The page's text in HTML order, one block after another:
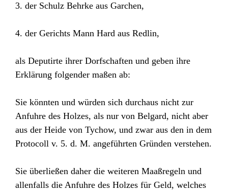
3. der Schulz Behrke aus Garchen,
4. der Gerichts Mann Hard aus Redlin,
als Deputirte ihrer Dorfschaften und geben ihre
Erklärung folgender maßen ab:
Sie könnten und würden sich durchaus nicht zur
Anfuhre des Holzes, als nur von Belgard, nicht aber
aus der Heide von Tychow, und zwar aus den in dem
Protocoll v. 5. d. M. angeführten Gründen verstehen.
Sie überließen daher die weiteren Maaßregeln und
allenfalls die Anfuhre des Holzes für Geld, welches